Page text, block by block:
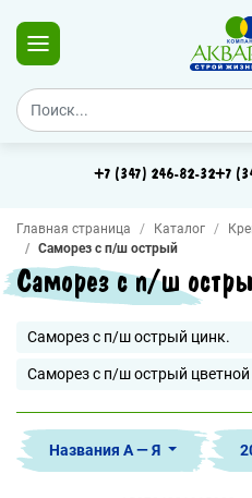
+7 (347) 246-82-32+7
Главная страница Каталог
Саморез с п/ш острый
Саморез с п/ш
Саморез с п/ш острый цинк.
Саморез с п/ш острый цветной
Названия А — Я